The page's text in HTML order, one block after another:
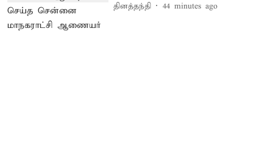
தினத்தந்தி 44 minutes ago